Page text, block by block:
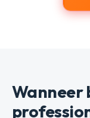
Wanneer